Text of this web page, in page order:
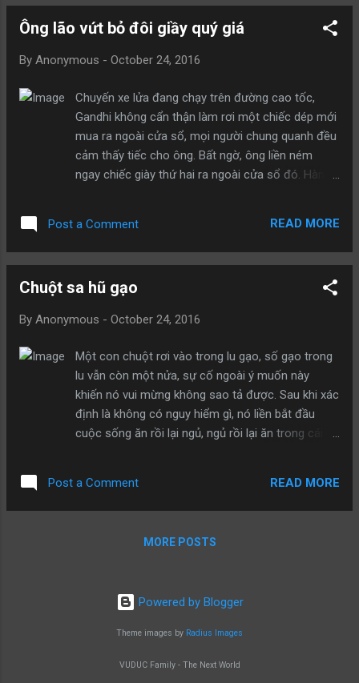
Ông lão vứt bỏ đôi giầy quý giá
By Anonymous - October 24, 2016
Chuyến xe lửa đang chạy trên đường cao tốc,
Gandhi không cẩn thận làm rơi một chiếc dép mới
mua ra ngoài cửa sổ, mọi người chung quanh đều
cảm thấy tiếc cho ông. Bất ngờ, ông liền ném
ngay chiếc giày thứ hai ra ngoài cửa sổ đó. Hành
bất luận đắt đỏ như thế nào, đối với tôi mà nói nó
đã không còn có ích gì nữa, nếu như có ai có thể
thể mang vừa nó thì sao!”. Bài học: Đối với nỗi
bằng hãy buông bỏ từ sớm.
Post a Comment READ MORE
Chuột sa hũ gạo
By Anonymous - October 24, 2016
Một con chuột rơi vào trong lu gạo, số gạo trong
lu vẫn còn một nửa, sự cố ngoài ý muốn này
khiến nó vui mừng không sao tả được. Sau khi xác
định là không có nguy hiểm gì, nó liền bắt đầu
cuộc sống ăn rồi lại ngủ, ngủ rồi lại ăn trong cái lu
hạt gạo, nên tiếp tục ở lại trong lu. Cuối cùng, gạo
đã ăn hết, chuột ta mới phát hiện rằng mình
tâm. Bài học: Cuộc đời của chúng ta xem như rất
định, từ đó mà biết cân nhắc đến an nguy.
Post a Comment READ MORE
MORE POSTS
Powered by Blogger
Theme images by Radius Images
VUDUC Family - The Next World